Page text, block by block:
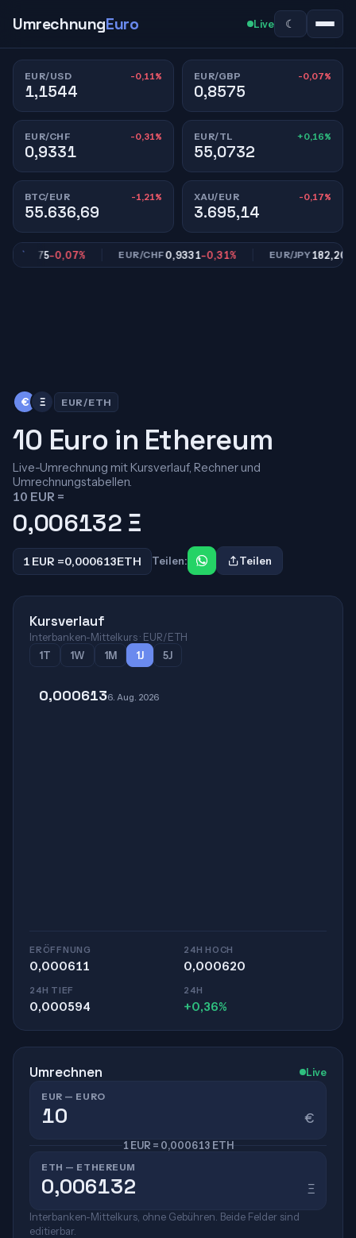
UmrechnungEuro Live ☾
EUR/USD -0,11%
1,1544
EUR/GBP -0,07%
0,8575
EUR/CHF -0,31%
0,9331
EUR/TL +0,16%
55,0732
BTC/EUR -1,21%
55.636,69
XAU/EUR -0,17%
3.695,14
0,8575 -0,07% EUR/CHF0,9331-0,31% EUR/JPY182,20-
€ Ξ EUR/ETH
10 Euro in Ethereum
Live-Umrechnung mit Kursverlauf, Rechner und
Umrechnungstabellen.
10 EUR =
0,006132 Ξ
1 EUR =0,000613ETH Teilen: Teilen
Kursverlauf
Interbanken-Mittelkurs · EUR/ETH
1T
1W 1M 1J 5J
0,0006136. Aug. 2026
ERÖFFNUNG
0,000611
24H HOCH
0,000620
24H TIEF
0,000594
24H
+0,36%
Umrechnen Live
EUR — EURO
€
1 EUR = 0,000613 ETH
ETH — ETHEREUM
Ξ
Interbanken-Mittelkurs, ohne Gebühren. Beide Felder sind
editierbar.